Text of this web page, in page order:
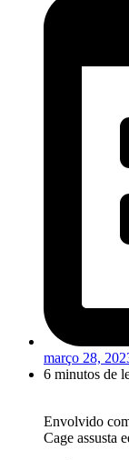
março 28,
6 minutos de
Envolvido
Cage assusta